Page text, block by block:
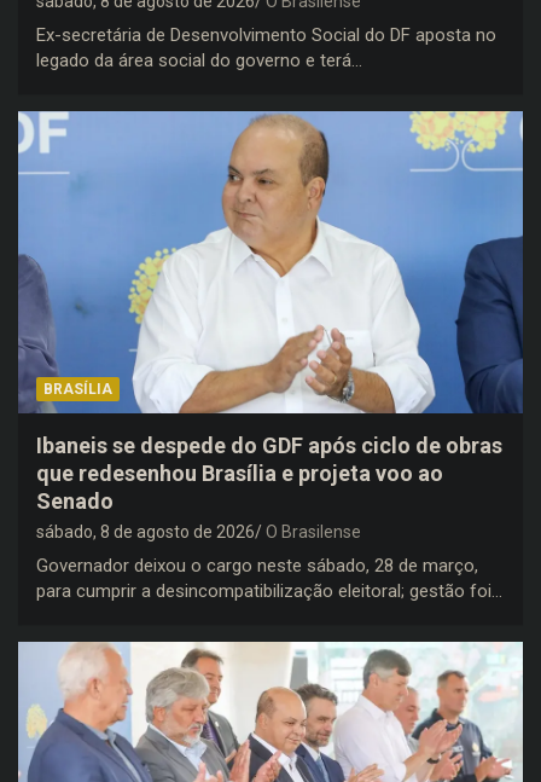
Ex-secretária de Desenvolvimento Social do DF aposta no
legado da área social do governo e terá…
BRASÍLIA
Ibaneis se despede do GDF após ciclo de obras
que redesenhou Brasília e projeta voo ao
Senado
sábado, 8 de agosto de 2026 O Brasilense
Governador deixou o cargo neste sábado, 28 de março,
para cumprir a desincompatibilização eleitoral; gestão foi…